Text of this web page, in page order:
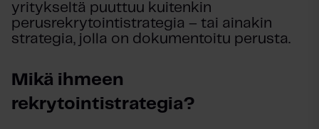
yritykseltä puuttuu kuitenkin
perusrekrytointistrategia – tai ainakin
strategia, jolla on dokumentoitu perusta.
Mikä ihmeen
rekrytointistrategia?